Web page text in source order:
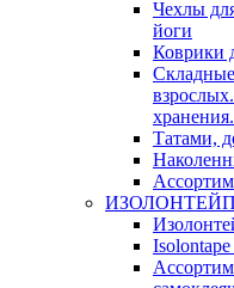
Чехлы
йоги
Коврики
хранения.
Татами,
ИЗОЛОНТЕЙП